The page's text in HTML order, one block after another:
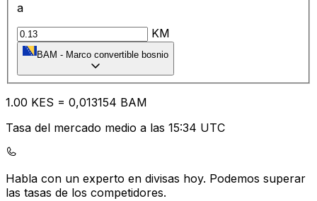
a
KM
BAM - Marco convertible bosnio
1.00 KES = 0,013154 BAM
Tasa del mercado medio a las 15:34 UTC
Habla con un experto en divisas hoy. Podemos superar
las tasas de los competidores.